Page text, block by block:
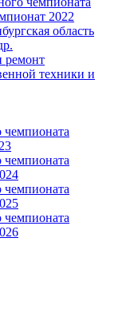
2022
область
ремонт
техники и
чемпионата
чемпионата
чемпионата
чемпионата